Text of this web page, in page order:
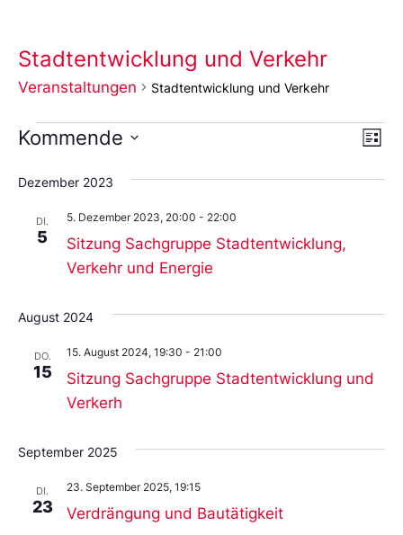
Stadtentwicklung und Verkehr
Veranstaltungen Stadtentwicklung und Verkehr
Liste
Kommende
Sie
das
aus.
Dezember 2023
DI.
5
Sitzung Sachgruppe Stadtentwicklung,
Verkehr und Energie
5. Dezember 2023, 20:00 - 22:00
August 2024
DO.
15
Sitzung Sachgruppe Stadtentwicklung und
Verkerh
15. August 2024, 19:30 - 21:00
September 2025
DI.
23 Verdrängung und Bautätigkeit
23. September 2025, 19:15